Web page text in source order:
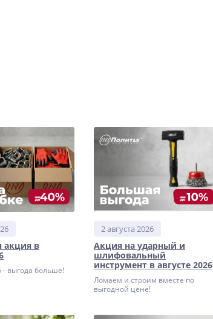
акция в
- выгода больше!
2 августа 2026
Акция на ударный и
шлифовальный
инструмент в августе 2026
Ломаем и строим вместе по
выгодной цене!